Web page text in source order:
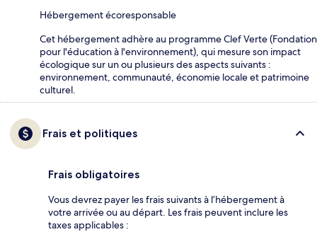
Hébergement écoresponsable
Cet hébergement adhère au programme Clef Verte (Fondation
pour l'éducation à l'environnement), qui mesure son impact
écologique sur un ou plusieurs des aspects suivants :
environnement, communauté, économie locale et patrimoine
culturel.
Frais et politiques
Frais obligatoires
Vous devrez payer les frais suivants à l’hébergement à
votre arrivée ou au départ. Les frais peuvent inclure les
taxes applicables :